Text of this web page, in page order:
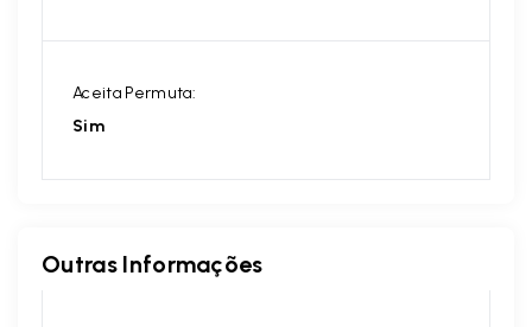
Aceita Permuta:
Sim
Outras Informações